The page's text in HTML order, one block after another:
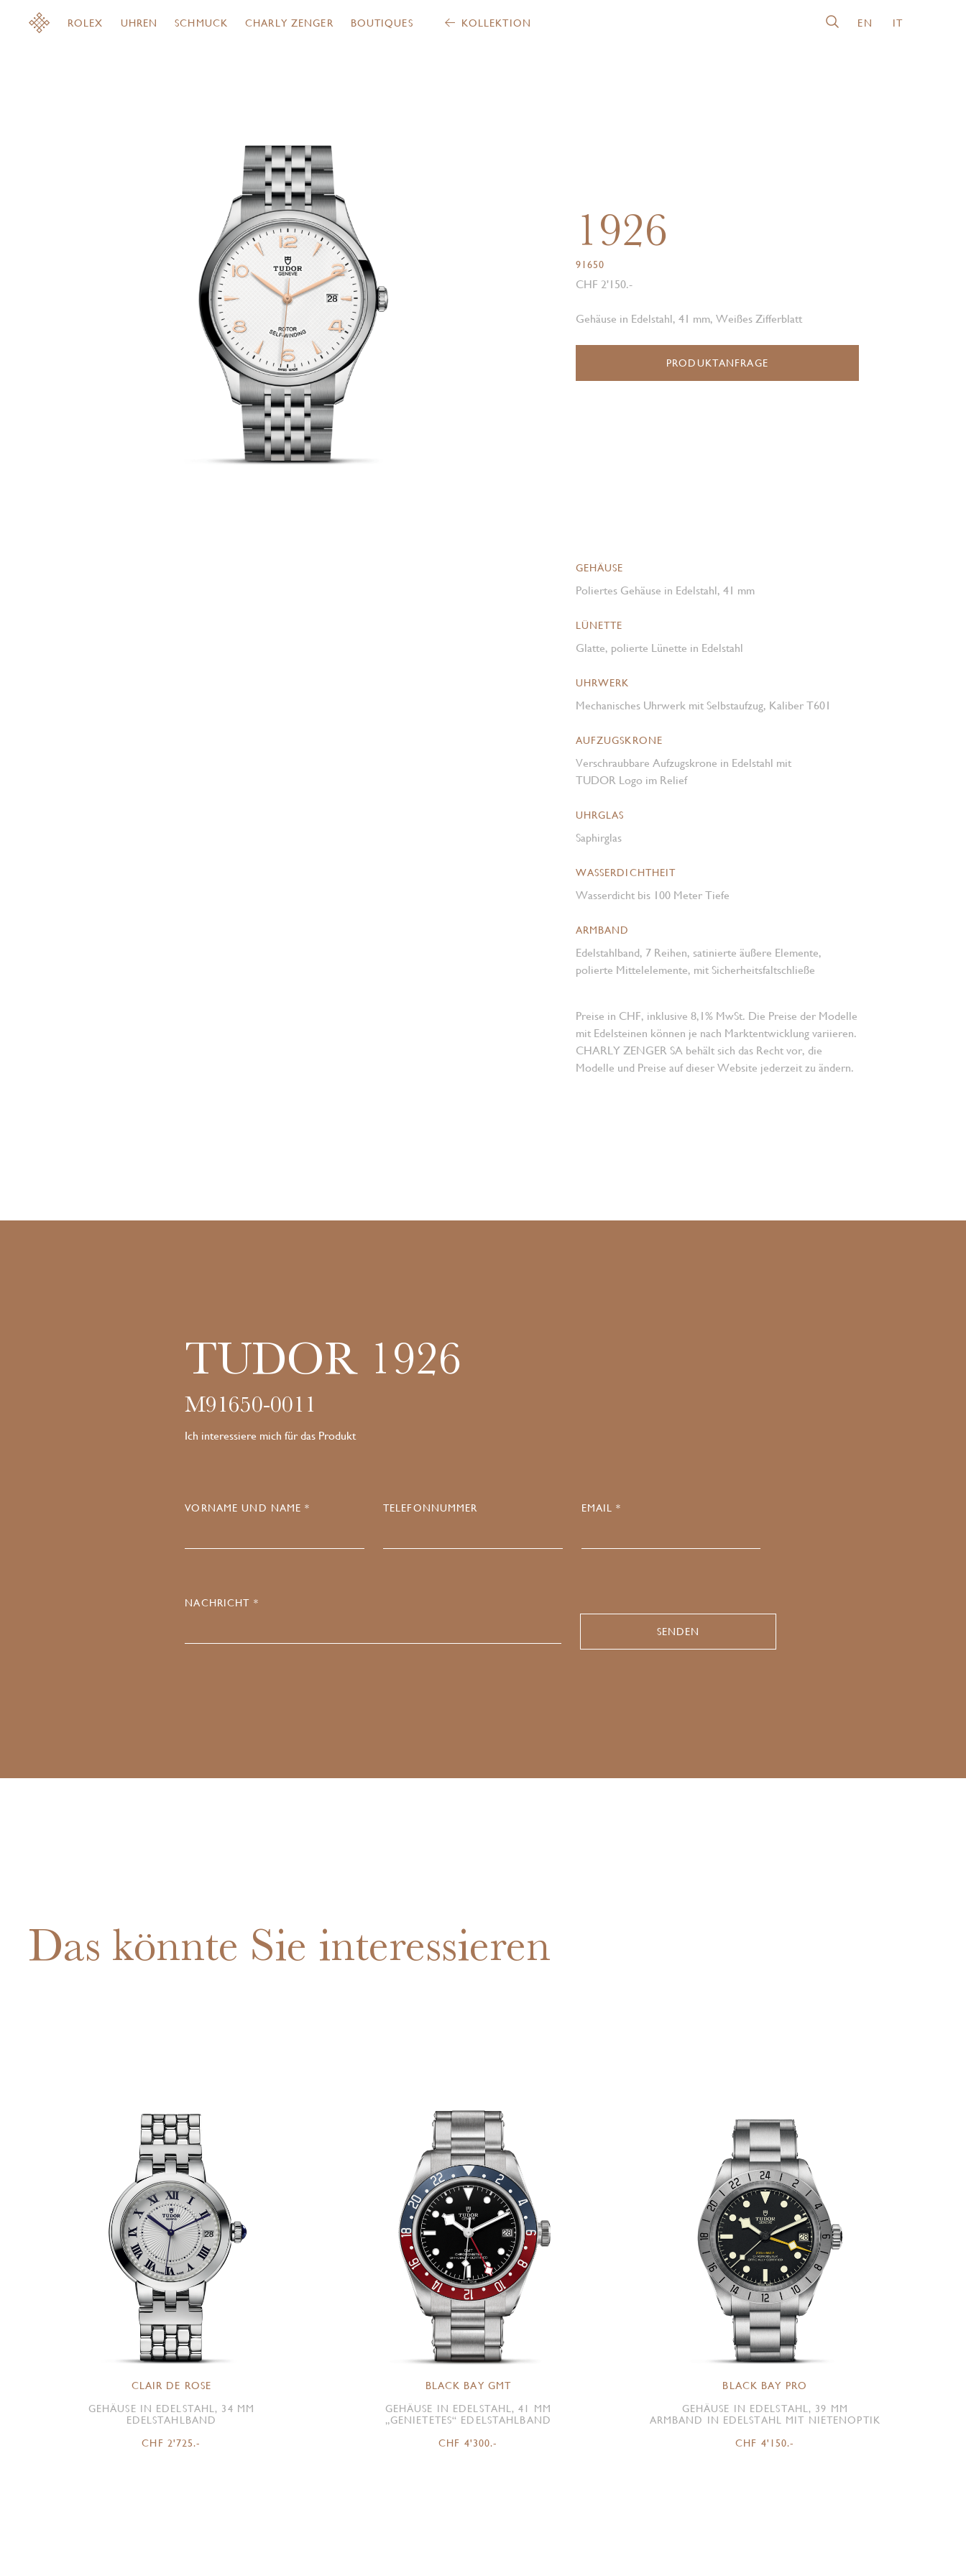
ROLEX UHREN SCHMUCK CHARLY ZENGER BOUTIQUES KOLLEKTION EN IT
1926
91650
CHF 2'150.-
Gehäuse in Edelstahl, 41 mm, Weißes Zifferblatt
PRODUKTANFRAGE
GEHÄUSE
Poliertes Gehäuse in Edelstahl, 41 mm
LÜNETTE
Glatte, polierte Lünette in Edelstahl
UHRWERK
Mechanisches Uhrwerk mit Selbstaufzug, Kaliber T601
AUFZUGSKRONE
Verschraubbare Aufzugskrone in Edelstahl mit
TUDOR Logo im Relief
UHRGLAS
Saphirglas
WASSERDICHTHEIT
Wasserdicht bis 100 Meter Tiefe
ARMBAND
Edelstahlband, 7 Reihen, satinierte äußere Elemente,
polierte Mittelelemente, mit Sicherheitsfaltschließe
Preise in CHF, inklusive 8,1% MwSt. Die Preise der Modelle
mit Edelsteinen können je nach Marktentwicklung variieren.
CHARLY ZENGER SA behält sich das Recht vor, die
Modelle und Preise auf dieser Website jederzeit zu ändern.
TUDOR 1926
M91650-0011
Ich interessiere mich für das Produkt
VORNAME UND NAME * TELEFONNUMMER EMAIL *
NACHRICHT *
Das könnte Sie interessieren
CLAIR DE ROSE
GEHÄUSE IN EDELSTAHL, 34 MM
EDELSTAHLBAND
CHF 2'725.-
BLACK BAY GMT
GEHÄUSE IN EDELSTAHL, 41 MM
„GENIETETES“ EDELSTAHLBAND
CHF 4'300.-
BLACK BAY PRO
GEHÄUSE IN EDELSTAHL, 39 MM
ARMBAND IN EDELSTAHL MIT NIETENOPTIK
CHF 4'150.-